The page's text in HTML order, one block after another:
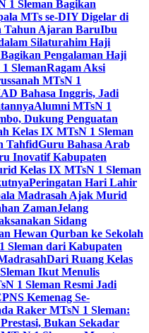
1 Sleman Bagikan
MTs se-DIY Digelar di
Tahun Ajaran BaruIbu
Silaturahim Haji
Pengalaman Haji
SlemanRagam Aksi
MTsN 1
Bahasa Inggris, Jadi
Alumni MTsN 1
Dukung Penguatan
Kelas IX MTsN 1 Sleman
TahfidGuru Bahasa Arab
Inovatif Kabupaten
Kelas IX MTsN 1 Sleman
Peringatan Hari Lahir
Madrasah Ajak Murid
ZamanJelang
Sidang
Hewan Qurban ke Sekolah
Sleman dari Kabupaten
Dari Ruang Kelas
Ikut Menulis
1 Sleman Resmi Jadi
Kemenag Se-
Raker MTsN 1 Sleman:
Bukan Sekadar